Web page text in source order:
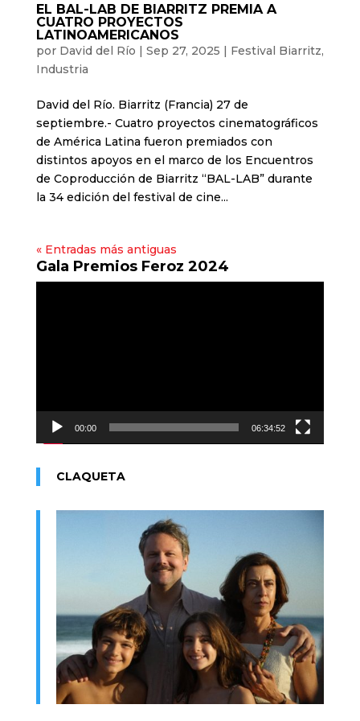
EL BAL-LAB DE BIARRITZ PREMIA A
CUATRO PROYECTOS
LATINOAMERICANOS
por David del Río | Sep 27, 2025 | Festival Biarritz,
Industria
David del Río. Biarritz (Francia) 27 de
septiembre.- Cuatro proyectos cinematográficos
de América Latina fueron premiados con
distintos apoyos en el marco de los Encuentros
de Coproducción de Biarritz “BAL-LAB” durante
la 34 edición del festival de cine...
« Entradas más antiguas
Gala Premios Feroz 2024
00:00 06:34:52
CLAQUETA